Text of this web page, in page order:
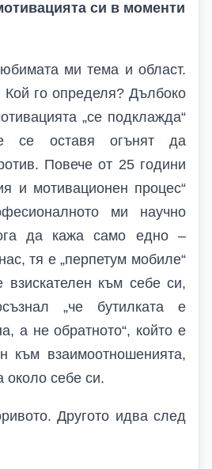
си в моменти
ми тема и област.
Кой го определя? Дълбоко
„се подклажда“
се оставя огънят да
Повече от 25 години
и мотивационен процес“
ми научно
да кажа само едно –
тя е „перпетум мобиле“
взискателен към себе си,
„че бутилката е
а не обратното“, който е
към взаимоотношенията,
около себе си.
Другото идва след